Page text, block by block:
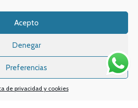
Acepto
Denegar
Preferencias
de privacidad y cookies
Sistema de envío